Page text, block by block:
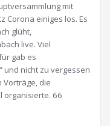
mit
Corona einiges los. Es
glüht,
live. Viel
gab es
und nicht zu vergessen
Vorträge, die
organisierte. 66